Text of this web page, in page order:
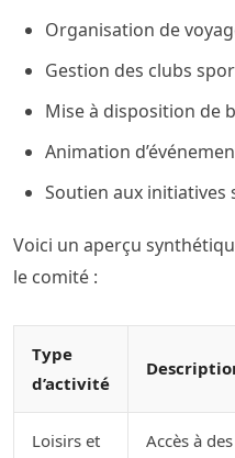
Organisation de
Gestion des clubs
Mise à disposition de
Animation
Soutien aux initiatives
Voici un aperçu
le comité :
Type
d’activité
Loisirs et Accès à